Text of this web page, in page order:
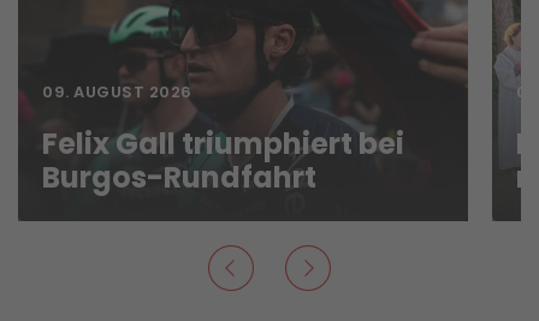
09. AUGUST 2026
Felix Gall triumphiert bei
Burgos-Rundfahrt